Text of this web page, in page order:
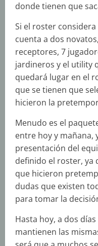
donde tienen que
Si el roster
cuenta a dos
receptores, 7
jardineros y el utility
quedará lugar en el
que se tienen que
hicieron la
Menudo es el
entre hoy y mañana,
presentación del
definido el roster, ya
que hicieron
dudas que existen
para tomar la
Hasta hoy, a dos
mantienen las